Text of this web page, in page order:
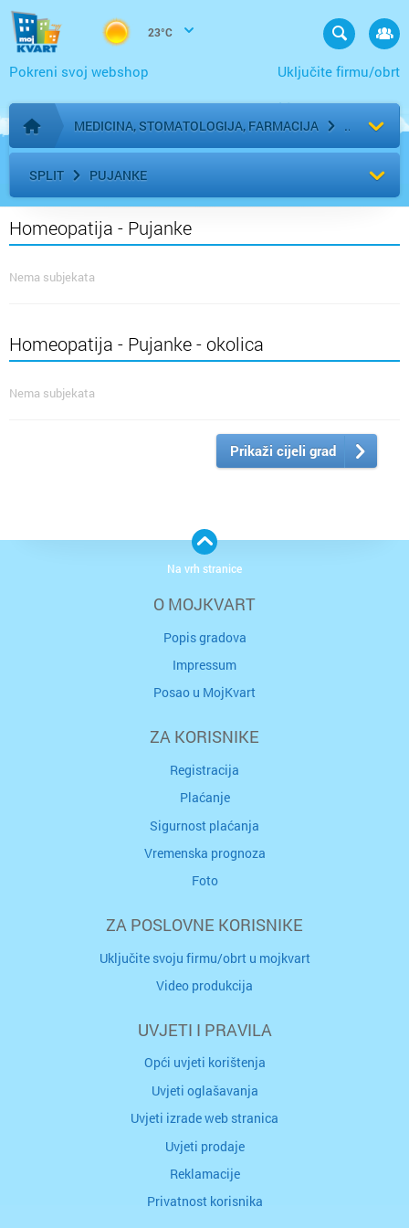
23°C
Uključite firmu/obrt
Pokreni svoj webshop
Početna stranica
MEDICINA, STOMATOLOGIJA, FARMACIJA
SPLIT PUJANKE
Homeopatija - Pujanke
Nema subjekata
Homeopatija - Pujanke - okolica
Nema subjekata
Prikaži cijeli grad
O MOJKVART
Popis gradova
Impressum
Posao u MojKvart
ZA KORISNIKE
Registracija
Plaćanje
Sigurnost plaćanja
Vremenska prognoza
Foto
ZA POSLOVNE KORISNIKE
Uključite svoju firmu/obrt u mojkvart
Video produkcija
UVJETI I PRAVILA
Opći uvjeti korištenja
Uvjeti oglašavanja
Uvjeti izrade web stranica
Uvjeti prodaje
Reklamacije
Privatnost korisnika
Na vrh stranice